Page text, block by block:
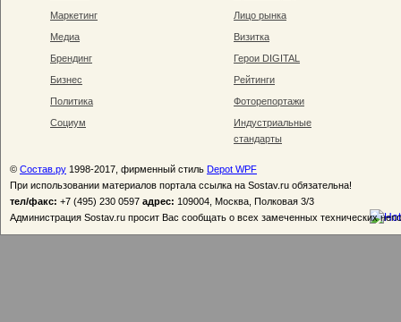
Маркетинг
Медиа
Брендинг
Бизнес
Политика
Социум
Лицо рынка
Визитка
Герои DIGITAL
Рейтинги
Фоторепортажи
Индустриальные
стандарты
© Состав.ру 1998-2017, фирменный стиль Depot WPF
При использовании материалов портала ссылка на Sostav.ru обязательна!
тел/факс: +7 (495) 230 0597 адрес: 109004, Москва, Полковая 3/3
Администрация Sostav.ru просит Вас сообщать о всех замеченных технических